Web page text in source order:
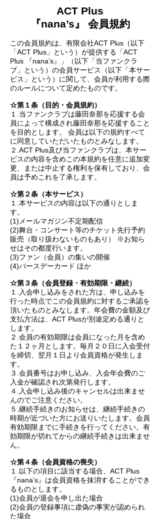
ACT Plus
『nana’s』 会員規約
この会員規約は、有限会社ACT Plus（以下
「ACT Plus」という）が提供する「ACT
Plus 『nana’s』」（以下「当ファンクラ
ブ」という）の会員サービス（以下「本サー
ビス」という）に関して、会員が利用する際
のルールについて定めたものです。
☆第１条（目的・会員規約）
１.当ファンクラブは藤田奈那を応援する会
員によって構成され藤田奈那を応援すること
を目的とします。 会員は以下の規約すべて
に同意していただいたものとみなします。
２.ACT Plus及び当ファンクラブは、本サー
ビスの内容を含めこの本規約を任意に追加変
更、または中止する権利を保有しており、会
員は予めこれを了承します。
☆第２条（本サービス）
１.本サービスの内容は以下の通りとしま
す。
(1)メールマガジン不定期配信
(2)舞台・コンサート等のチケット先行予約
販売（取り扱わないものもあり） ※お知ら
せはその都度行います。
(3)ファン（会員）の集いの開催
(4)バースデーカード ほか
☆第３条（会員登録・有効期限・継続）
１.入会申し込みをされた方は、申し込みを
行った時点でこの会員規約に対するご承認を
頂いたものとみなします。年会費の金額及び
支払方法は、ACT Plusが別途定める通りと
します。
２.会員の有効期限は会員になった月を含め
た１２ヶ月とします。毎月２０日に入会受付
を締切、翌月１日より会員資格が発生しま
す。
３.会員番号はお申し込み、入会年会費のご
入金が確認され次第発行します。
４.入会申し込み後のキャンセルは出来ませ
んのでご注意ください。
５.継続手続きのお知らせは、継続手続きの
時期が近づいた方にお送りいたします。会員
有効期限までに手続きを行ってください。有
効期限が切れてからの継続手続きは出来ませ
ん。
☆第４条（会員資格の喪失）
１.以下の項目に該当する場合、ACT Plus
『nana’s』は会員資格を抹消することができ
るものとします。
(1)会員が退会を申し出た場合
(2)会員の登録事項に虚偽の事実が認められ
た場合